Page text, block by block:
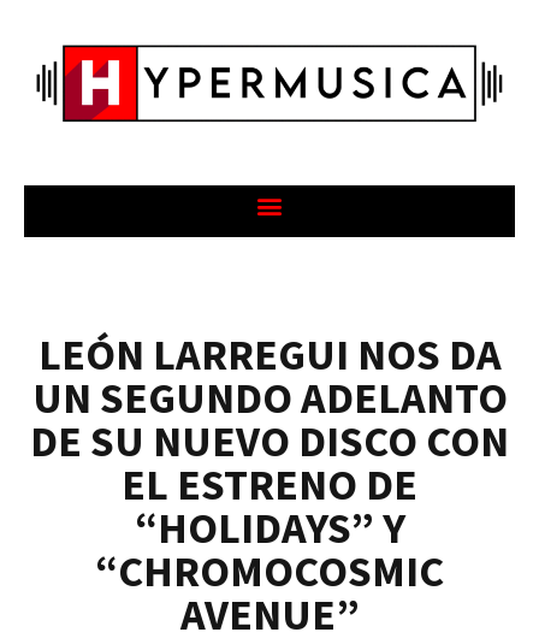
LEÓN LARREGUI NOS DA
UN SEGUNDO ADELANTO
DE SU NUEVO DISCO CON
EL ESTRENO DE
“HOLIDAYS” Y
“CHROMOCOSMIC
AVENUE”